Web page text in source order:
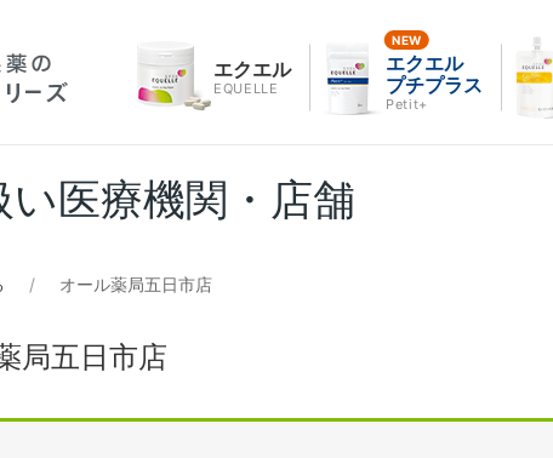
エクエル
EQUELLE
エクエル
プチプラス
Petit+
い医療機関・店舗
オール薬局五日市店
局五日市店